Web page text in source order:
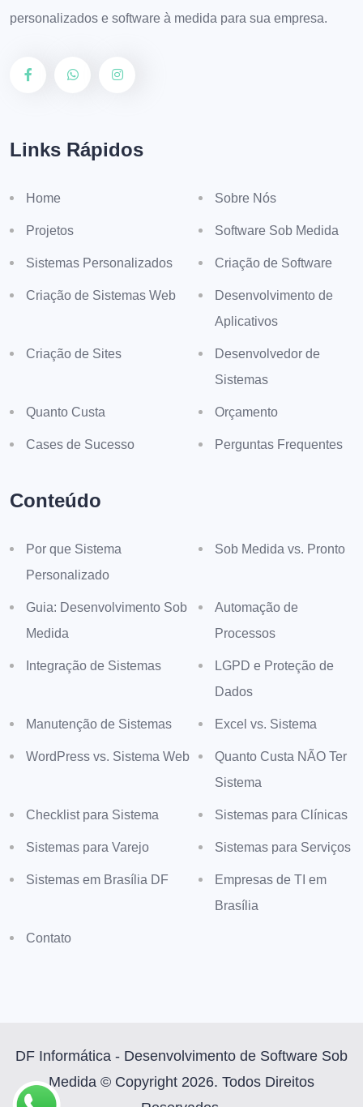
personalizados e software à medida para sua empresa.
Links Rápidos
Home Sobre Nós
Projetos Software Sob Medida
Sistemas Personalizados Criação de Software
Criação de Sistemas Web
Desenvolvimento de
Aplicativos
Criação de Sites
Desenvolvedor de
Sistemas
Quanto Custa Orçamento
Cases de Sucesso Perguntas Frequentes
Conteúdo
Por que Sistema
Personalizado
Sob Medida vs. Pronto
Guia: Desenvolvimento Sob
Medida
Automação de
Processos
Integração de Sistemas
LGPD e Proteção de
Dados
Manutenção de Sistemas Excel vs. Sistema
WordPress vs. Sistema Web
Quanto Custa NÃO Ter
Sistema
Checklist para Sistema Sistemas para Clínicas
Sistemas para Varejo Sistemas para Serviços
Sistemas em Brasília DF
Empresas de TI em
Brasília
Contato
DF Informática - Desenvolvimento de Software Sob
Medida © Copyright 2026. Todos Direitos